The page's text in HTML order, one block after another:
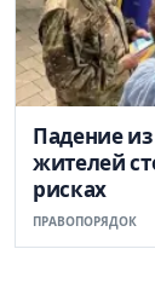
Падение
жителей
рисках
ПРАВОПОРЯДОК